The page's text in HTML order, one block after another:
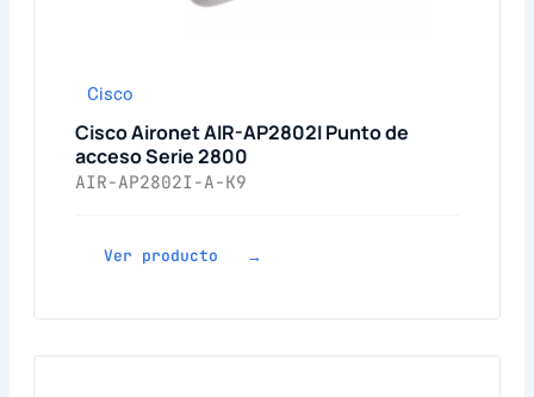
Cisco
Cisco Aironet AIR-AP2802I Punto de
acceso Serie 2800
AIR-AP2802I-A-K9
Ver producto →